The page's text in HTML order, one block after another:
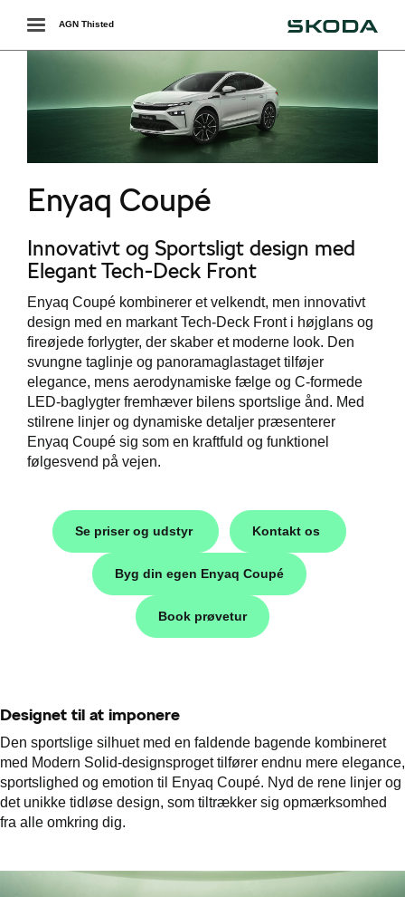
til hurtig
Toggle
navigation
AGN Thisted
Enyaq Coupé
Innovativt og Sportsligt design med
Elegant Tech-Deck Front
Enyaq Coupé kombinerer et velkendt, men innovativt
design med en markant Tech-Deck Front i højglans og
fireøjede forlygter, der skaber et moderne look. Den
svungne taglinje og panoramaglastaget tilføjer
elegance, mens aerodynamiske fælge og C-formede
LED-baglygter fremhæver bilens sportslige ånd. Med
stilrene linjer og dynamiske detaljer præsenterer
Enyaq Coupé sig som en kraftfuld og funktionel
følgesvend på vejen.
Se priser og udstyr Kontakt os
Byg din egen Enyaq Coupé
Book prøvetur
Designet til at imponere
Den sportslige silhuet med en faldende bagende kombineret
med Modern Solid-designsproget tilfører endnu mere elegance,
sportslighed og emotion til Enyaq Coupé. Nyd de rene linjer og
det unikke tidløse design, som tiltrækker sig opmærksomhed
fra alle omkring dig.